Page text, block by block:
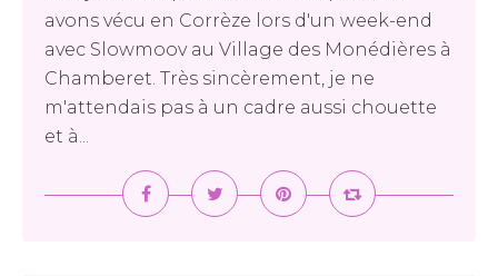
avons vécu en Corrèze lors d'un week-end
avec Slowmoov au Village des Monédières à
Chamberet. Très sincèrement, je ne
m'attendais pas à un cadre aussi chouette
et à...